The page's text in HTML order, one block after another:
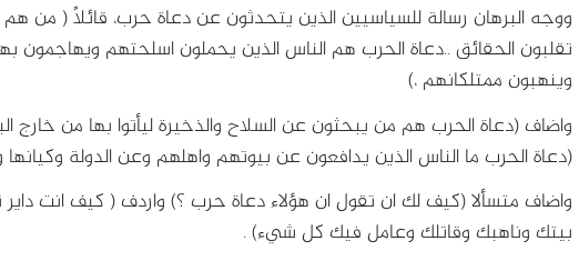
ووجه البرهان رسالة للسياسيين الذين يتحدثون عن دعاة حرب، قائلاً ( من
تقلبون الحقائق ..دعاة الحرب هم الناس الذين يحملون اسلحتهم ويهاجمون
وينهبون ممتلكانهم ،)
واضاف (دعاة الحرب هم من يبحثون عن السلاح والذخيرة ليأتوا بها من خارج
(دعاة الحرب ما الناس الذين يدافعون عن بيوتهم واهلهم وعن الدولة وكيانها
واضاف متسألا (كيف لك ان تقول ان هؤلاء دعاة حرب ؟) واردف ( كيف انت
بيتك وناهبك وقاتلك وعامل فيك كل شيء) .